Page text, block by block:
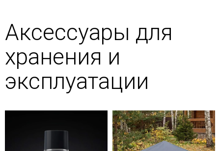
Аксессуары для
хранения и
эксплуатации